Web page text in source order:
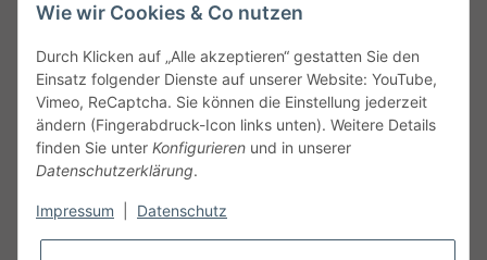
Leibnizstraße 2a
Germany
Phone:+49 40 5287270
Fax:+49 40 5281050
Email:sales@tow-automotive.de
Wie wir Cookies & Co nutzen
Durch Klicken auf „Alle akzeptieren“ gestatten Sie den
Einsatz folgender Dienste auf unserer Website: YouTube,
Vimeo, ReCaptcha. Sie können die Einstellung jederzeit
ändern (Fingerabdruck-Icon links unten). Weitere Details
finden Sie unter Konfigurieren und in unserer
Datenschutzerklärung.
Impressum Datenschutz